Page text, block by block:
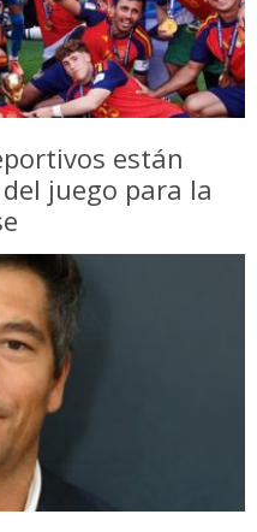
están
juego para la